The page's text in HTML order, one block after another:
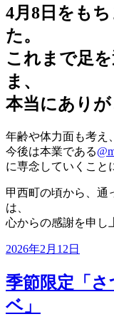
4月8日をも
た。
これまで足
ま、
本当にありが
年齢や体力面も考え、
今後は本業である
に専念していくこと
甲西町の頃から、通
は、
心からの感謝を申し
投
日:
2026年2月12日
季節限定「
ベ」